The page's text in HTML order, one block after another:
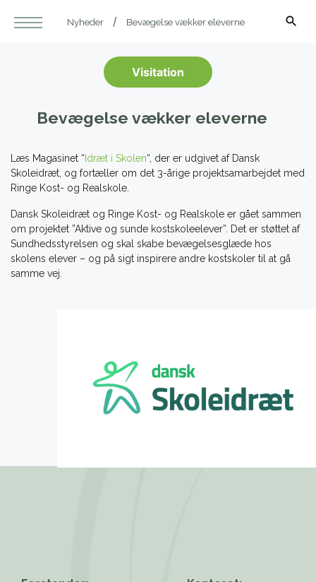
Nyheder Bevægelse vækker eleverne
Visitation
Bevægelse vækker eleverne
Læs Magasinet “ Idræt i Skolen“, der er udgivet af Dansk
Skoleidræt, og fortæller om det 3-årige projektsamarbejdet med
Ringe Kost- og Realskole.
Dansk Skoleidræt og Ringe Kost- og Realskole er gået sammen
om projektet ”Aktive og sunde kostskoleelever”. Det er støttet af
Sundhedsstyrelsen og skal skabe bevægelsesglæde hos
skolens elever – og på sigt inspirere andre kostskoler til at gå
samme vej.